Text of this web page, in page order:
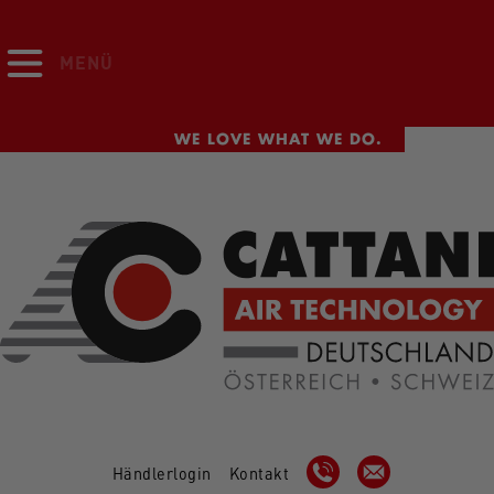
MENÜ
WE LOVE WHAT WE DO.
Händlerlogin Kontakt